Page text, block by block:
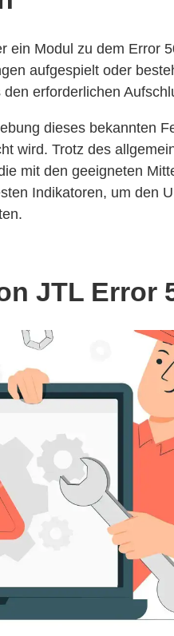
ein Modul zu dem Error
aufgespielt oder
erforderlichen
dieses bekannten
wird. Trotz des
mit den geeigneten
Indikatoren, um den
JTL Error